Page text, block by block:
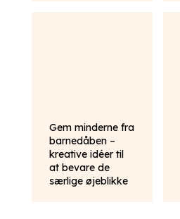
Gem minderne fra
barnedåben –
kreative idéer til
at bevare de
særlige øjeblikke